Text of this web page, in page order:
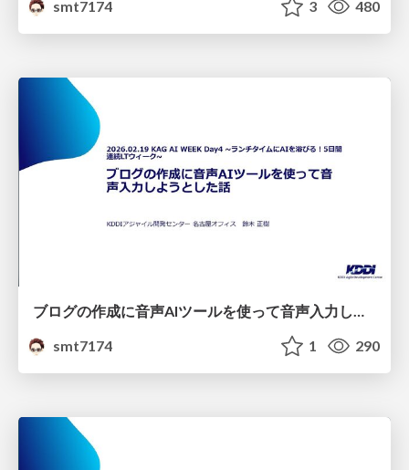
smt7174
3 480
ブログの作成に音声AIツールを使って音声入力しようとした話
smt7174
1 290